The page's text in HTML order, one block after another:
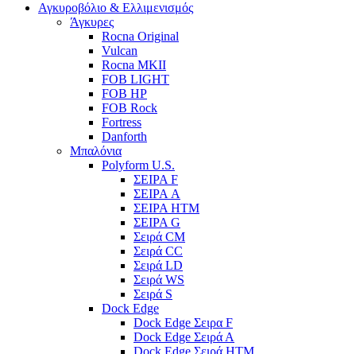
Αγκυροβόλιο & Ελλιμενισμός
Άγκυρες
Rocna Original
Vulcan
Rocna MKII
FOB LIGHT
FOB HP
FOB Rock
Fortress
Danforth
Μπαλόνια
Polyform U.S.
ΣΕΙΡΑ F
ΣΕΙΡΑ A
ΣΕΙΡΑ HTM
ΣΕΙΡΑ G
Σειρά CM
Σειρά CC
Σειρά LD
Σειρά WS
Σειρά S
Dock Edge
Dock Edge Σειρα F
Dock Edge Σειρά Α
Dock Edge Σειρά HTM